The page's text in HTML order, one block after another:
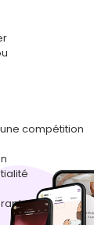
compétition